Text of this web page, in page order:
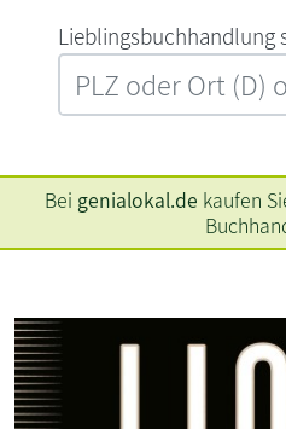
L‍i‍e‍b‍l‍i‍n‍g‍s‍b‍u‍c‍h‍h‍a‍n‍d‍l‍u‍n‍g‍
Bei genialokal.de kaufen